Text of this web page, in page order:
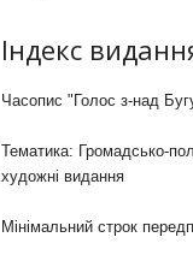
Індекс
Часопис "Голос з-над
Тематика: Громадсько-
художні видання
Мінімальний строк